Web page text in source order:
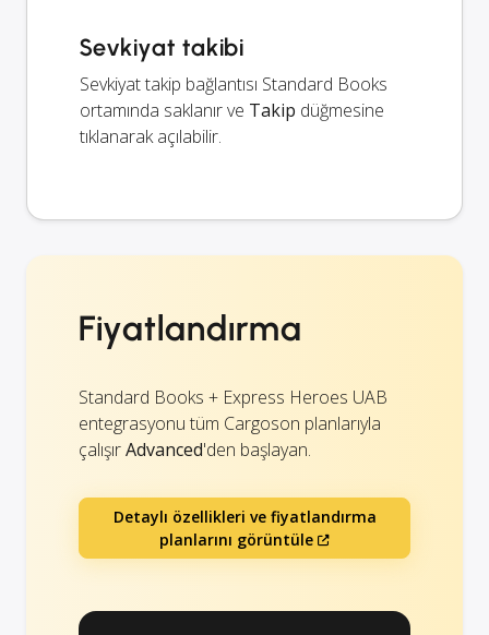
Sevkiyat takibi
Sevkiyat takip bağlantısı Standard Books
ortamında saklanır ve Takip düğmesine
tıklanarak açılabilir.
Fiyatlandırma
Standard Books + Express Heroes UAB
entegrasyonu tüm Cargoson planlarıyla
çalışırAdvanced'den başlayan.
Detaylı özellikleri ve fiyatlandırma
planlarını görüntüle